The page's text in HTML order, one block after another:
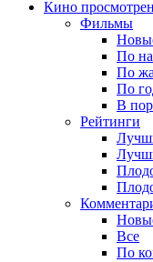
Кино
Фильмы
По
По
По
В
Рейтинги
Все
По